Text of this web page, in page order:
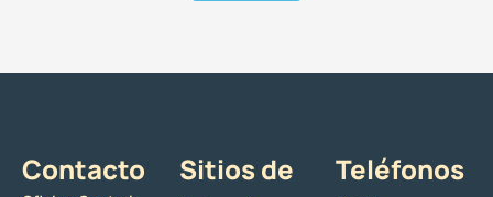
Contacto
Sitios de
Teléfonos